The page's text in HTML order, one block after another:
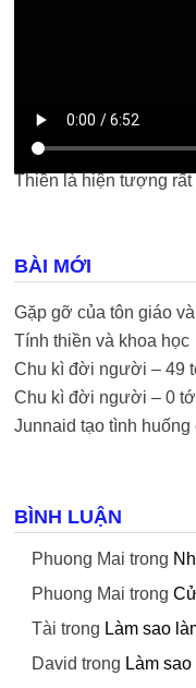
Thiền là hiện tượng rất
BÀI MỚI
Gặp gỡ của tôn giáo
Tính thiền và khoa học
Chu kì đời người – 49
Chu kì đời người – 0
Junnaid tạo tình huống
BÌNH LUẬN
Phuong Mai trong
Phuong Mai trong
Tài trong Làm sao
David trong Làm